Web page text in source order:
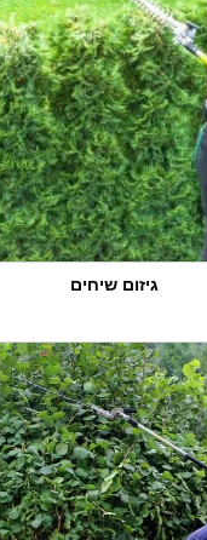
גיזום שיחים